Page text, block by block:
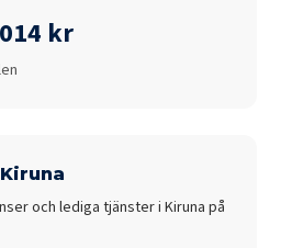
kr
Kiruna
och lediga tjänster i Kiruna på